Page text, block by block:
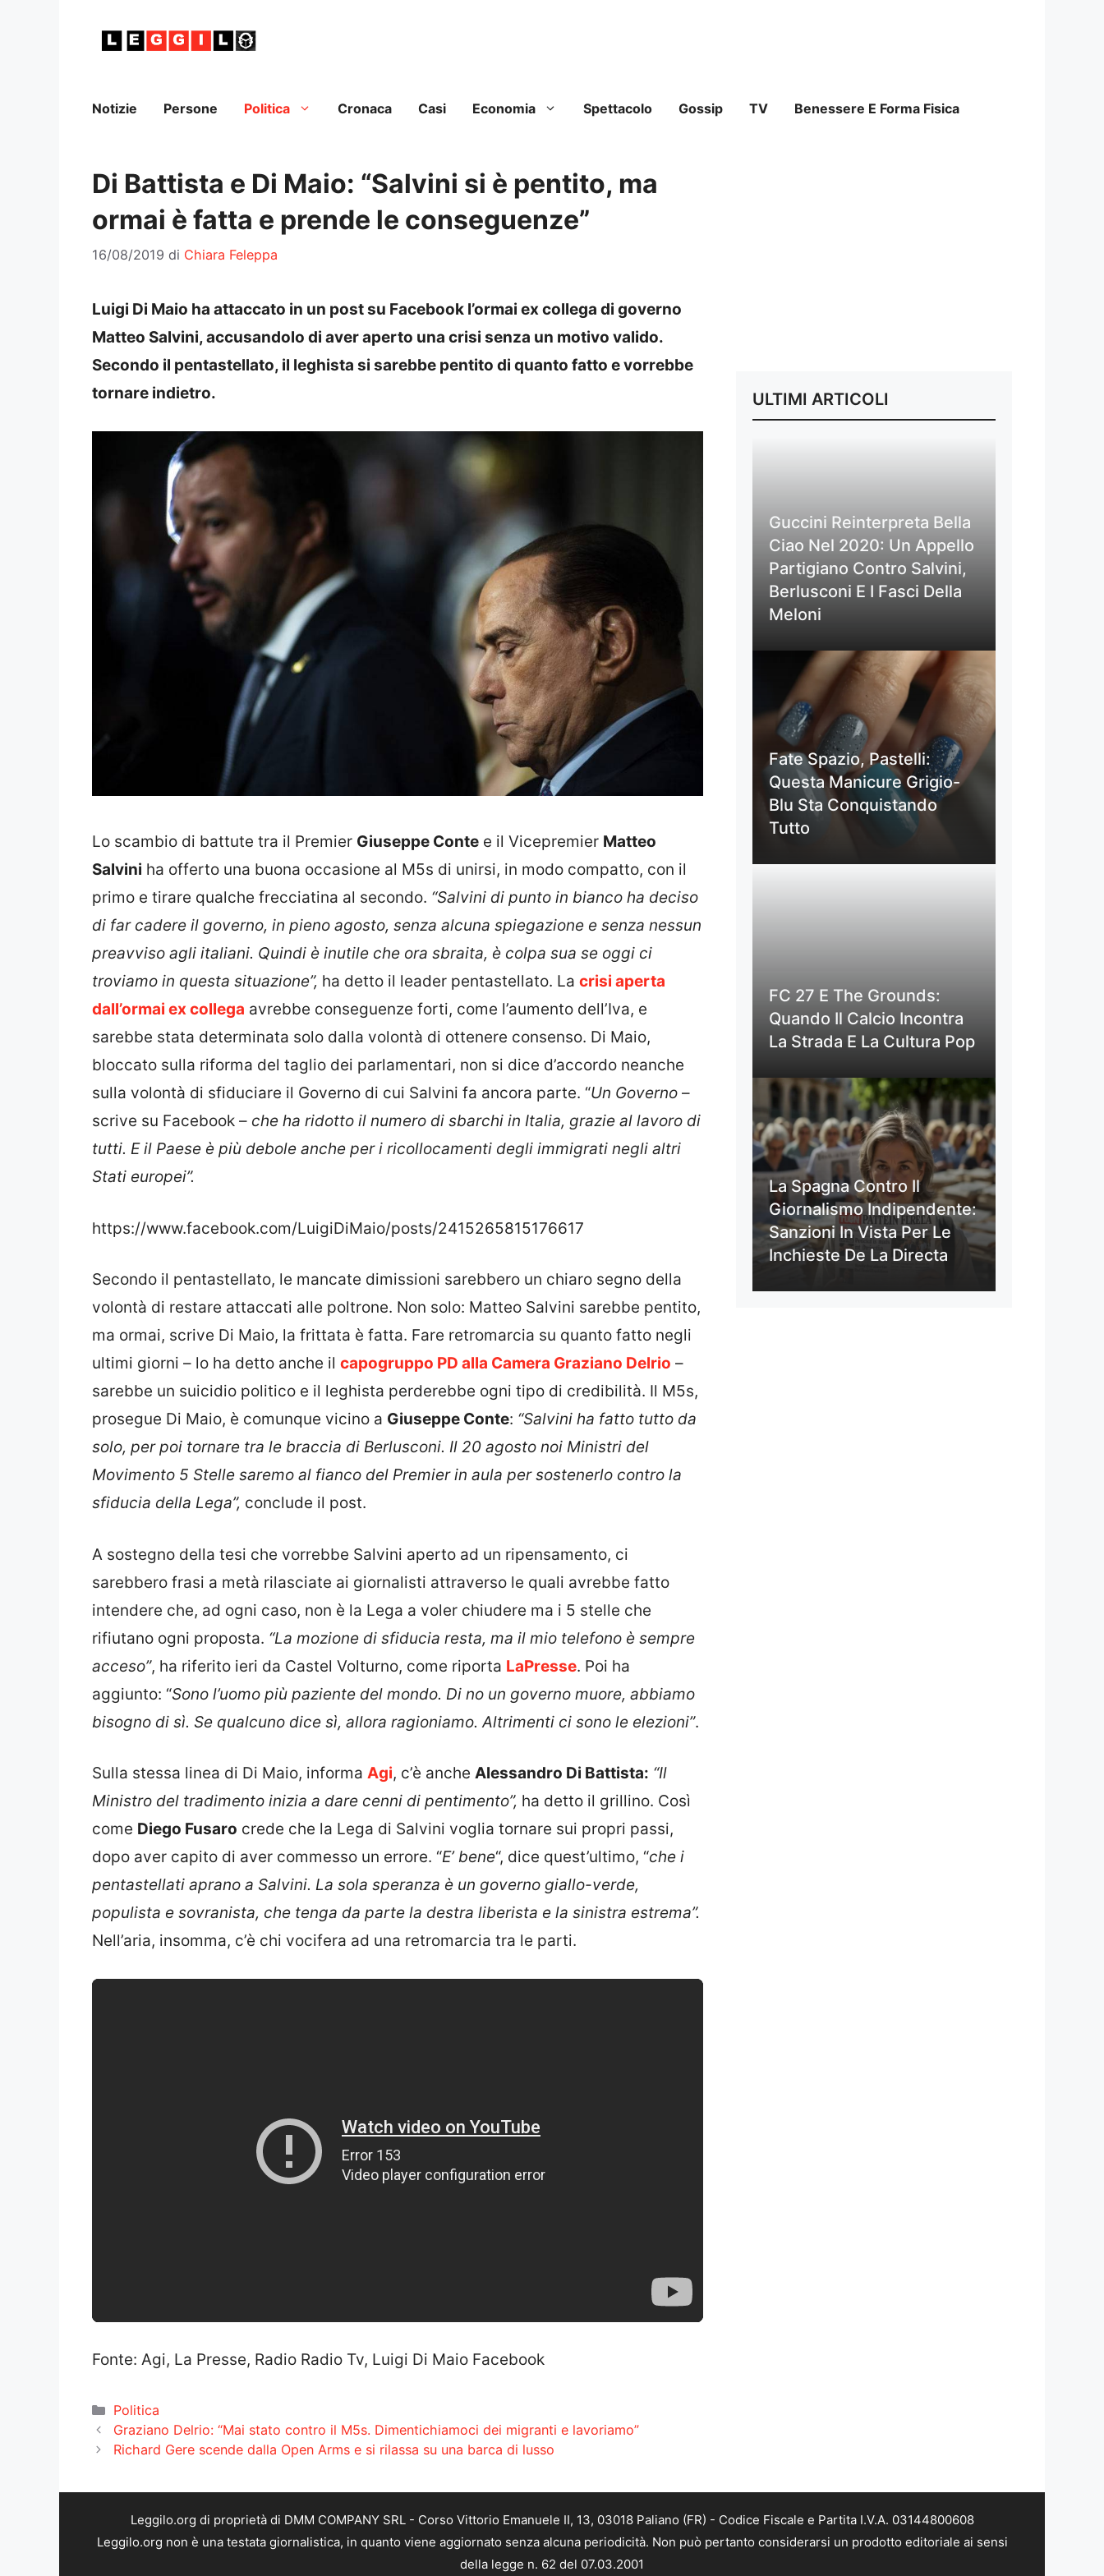
Notizie Persone Politica Cronaca Casi Economia Spettacolo Gossip TV Benessere E Forma Fisica
Di Battista e Di Maio: “Salvini si è pentito, ma
ormai è fatta e prende le conseguenze”
16/08/2019 di Chiara Feleppa
Luigi Di Maio ha attaccato in un post su Facebook l’ormai ex collega di governo
Matteo Salvini, accusandolo di aver aperto una crisi senza un motivo valido.
Secondo il pentastellato, il leghista si sarebbe pentito di quanto fatto e vorrebbe
tornare indietro.
Lo scambio di battute tra il Premier Giuseppe Conte e il Vicepremier Matteo
Salvini ha offerto una buona occasione al M5s di unirsi, in modo compatto, con il
primo e tirare qualche frecciatina al secondo. “Salvini di punto in bianco ha deciso
di far cadere il governo, in pieno agosto, senza alcuna spiegazione e senza nessun
preavviso agli italiani. Quindi è inutile che ora sbraita, è colpa sua se oggi ci
troviamo in questa situazione”, ha detto il leader pentastellato. La crisi aperta
dall’ormai ex collega avrebbe conseguenze forti, come l’aumento dell’Iva, e
sarebbe stata determinata solo dalla volontà di ottenere consenso. Di Maio,
bloccato sulla riforma del taglio dei parlamentari, non si dice d’accordo neanche
sulla volontà di sfiduciare il Governo di cui Salvini fa ancora parte. “Un Governo –
scrive su Facebook – che ha ridotto il numero di sbarchi in Italia, grazie al lavoro di
tutti. E il Paese è più debole anche per i ricollocamenti degli immigrati negli altri
Stati europei”.
https://www.facebook.com/LuigiDiMaio/posts/2415265815176617
Secondo il pentastellato, le mancate dimissioni sarebbero un chiaro segno della
volontà di restare attaccati alle poltrone. Non solo: Matteo Salvini sarebbe pentito,
ma ormai, scrive Di Maio, la frittata è fatta. Fare retromarcia su quanto fatto negli
ultimi giorni – lo ha detto anche il capogruppo PD alla Camera Graziano Delrio –
sarebbe un suicidio politico e il leghista perderebbe ogni tipo di credibilità. Il M5s,
prosegue Di Maio, è comunque vicino a Giuseppe Conte: “Salvini ha fatto tutto da
solo, per poi tornare tra le braccia di Berlusconi. Il 20 agosto noi Ministri del
Movimento 5 Stelle saremo al fianco del Premier in aula per sostenerlo contro la
sfiducia della Lega”, conclude il post.
A sostegno della tesi che vorrebbe Salvini aperto ad un ripensamento, ci
sarebbero frasi a metà rilasciate ai giornalisti attraverso le quali avrebbe fatto
intendere che, ad ogni caso, non è la Lega a voler chiudere ma i 5 stelle che
rifiutano ogni proposta. “La mozione di sfiducia resta, ma il mio telefono è sempre
acceso”, ha riferito ieri da Castel Volturno, come riporta LaPresse. Poi ha
aggiunto: “Sono l’uomo più paziente del mondo. Di no un governo muore, abbiamo
bisogno di sì. Se qualcuno dice sì, allora ragioniamo. Altrimenti ci sono le elezioni”.
Sulla stessa linea di Di Maio, informa Agi, c’è anche Alessandro Di Battista: “Il
Ministro del tradimento inizia a dare cenni di pentimento”, ha detto il grillino. Così
come Diego Fusaro crede che la Lega di Salvini voglia tornare sui propri passi,
dopo aver capito di aver commesso un errore. “E’ bene“, dice quest’ultimo, “che i
pentastellati aprano a Salvini. La sola speranza è un governo giallo-verde,
populista e sovranista, che tenga da parte la destra liberista e la sinistra estrema”.
Nell’aria, insomma, c’è chi vocifera ad una retromarcia tra le parti.
Fonte: Agi, La Presse, Radio Radio Tv, Luigi Di Maio Facebook
Categorie
Politica
Graziano Delrio: “Mai stato contro il M5s. Dimentichiamoci dei migranti e lavoriamo”
Richard Gere scende dalla Open Arms e si rilassa su una barca di lusso
ULTIMI ARTICOLI
Guccini Reinterpreta Bella
Ciao Nel 2020: Un Appello
Partigiano Contro Salvini,
Berlusconi E I Fasci Della
Meloni
Fate Spazio, Pastelli:
Questa Manicure Grigio-
Blu Sta Conquistando
Tutto
FC 27 E The Grounds:
Quando Il Calcio Incontra
La Strada E La Cultura Pop
La Spagna Contro Il
Giornalismo Indipendente:
Sanzioni In Vista Per Le
Inchieste De La Directa
Leggilo.org di proprietà di DMM COMPANY SRL - Corso Vittorio Emanuele II, 13, 03018 Paliano (FR) - Codice Fiscale e Partita I.V.A. 03144800608
Leggilo.org non è una testata giornalistica, in quanto viene aggiornato senza alcuna periodicità. Non può pertanto considerarsi un prodotto editoriale ai sensi
della legge n. 62 del 07.03.2001